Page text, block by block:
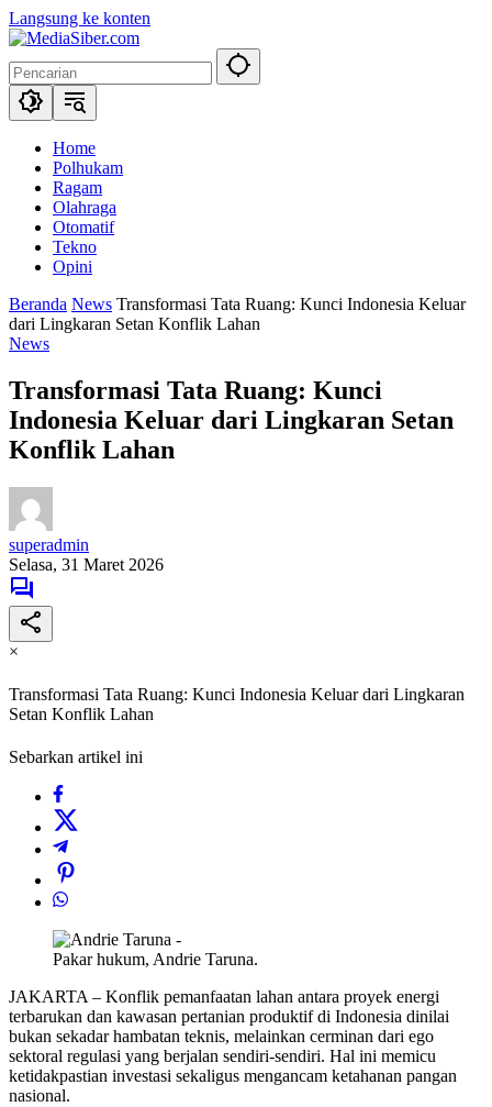
Langsung ke konten
Home
Polhukam
Ragam
Olahraga
Otomatif
Tekno
Opini
Beranda News Transformasi Tata Ruang: Kunci Indonesia Keluar
dari Lingkaran Setan Konflik Lahan
News
Transformasi Tata Ruang: Kunci
Indonesia Keluar dari Lingkaran Setan
Konflik Lahan
superadmin
Selasa, 31 Maret 2026
×
Transformasi Tata Ruang: Kunci Indonesia Keluar dari Lingkaran
Setan Konflik Lahan
Sebarkan artikel ini
Pakar hukum, Andrie Taruna.
JAKARTA – Konflik pemanfaatan lahan antara proyek energi
terbarukan dan kawasan pertanian produktif di Indonesia dinilai
bukan sekadar hambatan teknis, melainkan cerminan dari ego
sektoral regulasi yang berjalan sendiri-sendiri. Hal ini memicu
ketidakpastian investasi sekaligus mengancam ketahanan pangan
nasional.